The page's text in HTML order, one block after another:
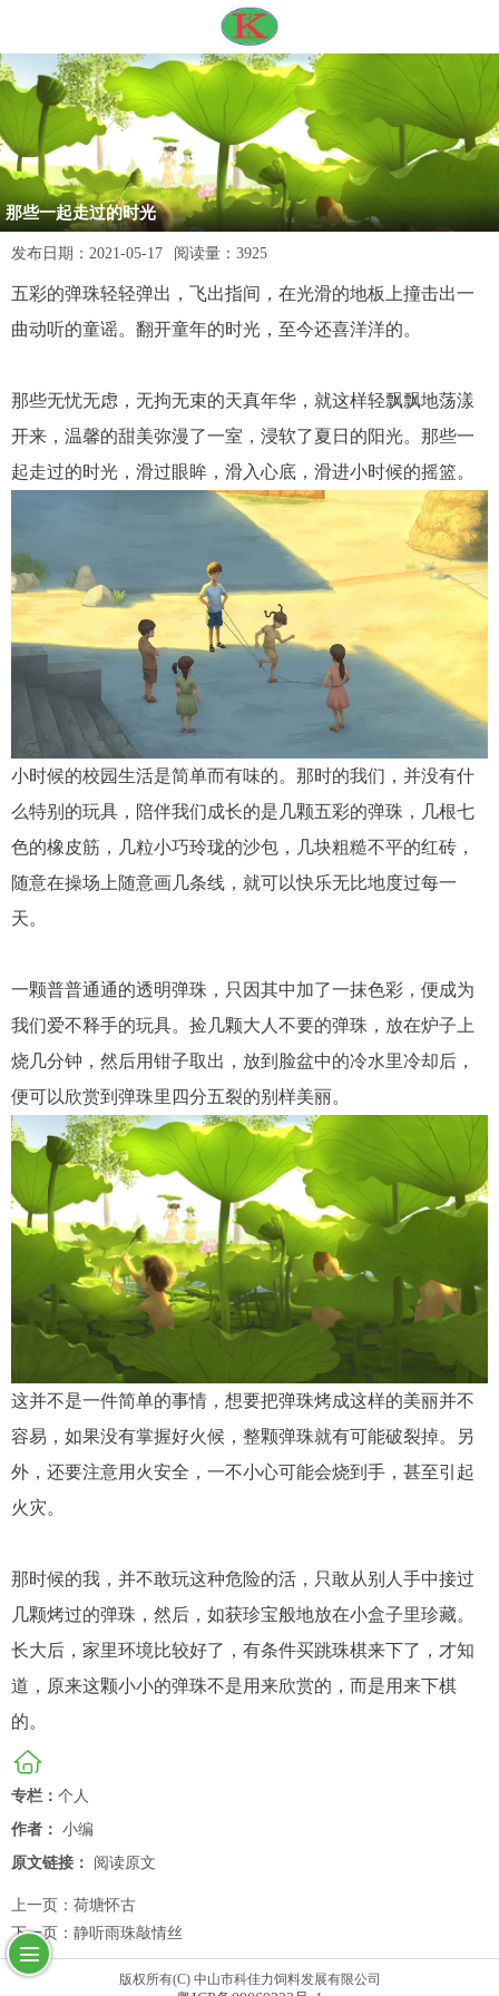
那些一起走过的时光
发布日期： 2021-05-17 阅读量： 3925
五彩的弹珠轻轻弹出，飞出指间，在光滑的地板上撞击出一
曲动听的童谣。翻开童年的时光，至今还喜洋洋的。
那些无忧无虑，无拘无束的天真年华，就这样轻飘飘地荡漾
开来，温馨的甜美弥漫了一室，浸软了夏日的阳光。 那些一
起走过的时光，滑过眼眸，滑入心底，滑进小时候的摇篮。
小时候的校园生活是简单而有味的。 那时的我们，并没有什
么特别的玩具，陪伴我们成长的是几颗五彩的弹珠，几根七
色的橡皮筋，几粒小巧玲珑的沙包，几块粗糙不平的红砖，
随意在操场上随意画几条线，就可以快乐无比地度过每一
天。
一颗普普通通的透明弹珠，只因其中加了一抹色彩，便成为
我们爱不释手的玩具。捡几颗大人不要的弹珠，放在炉子上
烧几分钟，然后用钳子取出，放到脸盆中的冷水里冷却后，
便可以欣赏到弹珠里四分五裂的别样美丽。
这并不是一件简单的事情，想要把弹珠烤成这样的美丽并不
容易，如果没有掌握好火候，整颗弹珠就有可能破裂掉。另
外，还要注意用火安全，一不小心可能会烧到手，甚至引起
火灾。
那时候的我，并不敢玩这种危险的活，只敢从别人手中接过
几颗烤过的弹珠，然后，如获珍宝般地放在小盒子里珍藏。
长大后，家里环境比较好了，有条件买跳珠棋来下了，才知
道，原来这颗小小的弹珠不是用来欣赏的，而是用来下棋
的。
专栏： 个人
作者： 小编
原文链接：
阅读原文
上一页： 荷塘怀古
下一页： 静听雨珠敲情丝
版权所有(C) 中山市科佳力饲料发展有限公司